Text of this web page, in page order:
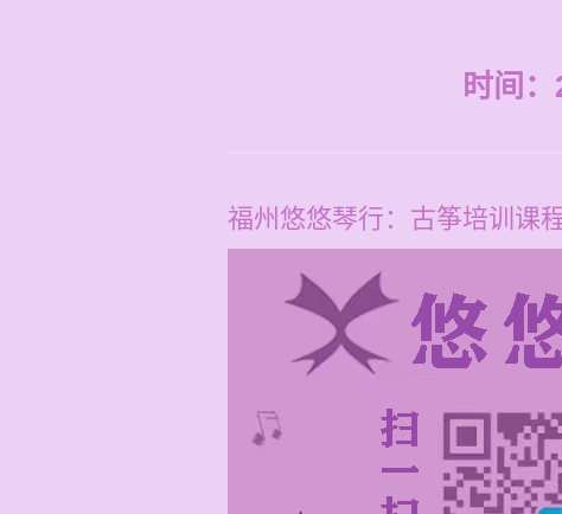
时间
福州悠悠琴行：古筝培训课